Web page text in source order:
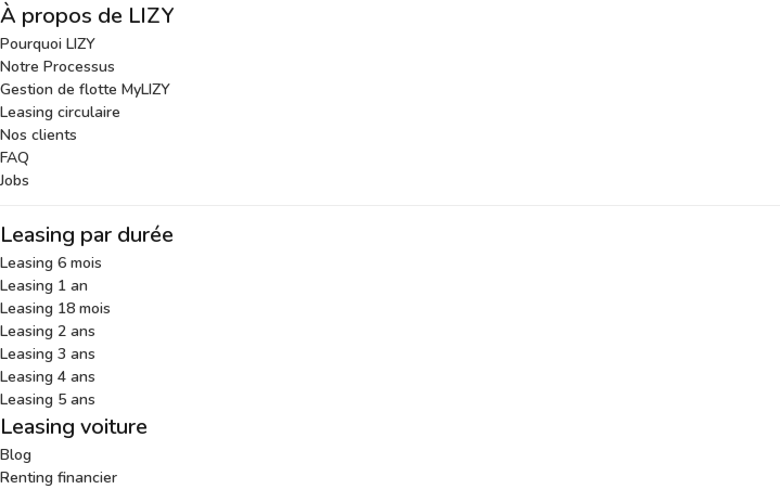
À propos de LIZY
Pourquoi LIZY
Notre Processus
Gestion de flotte MyLIZY
Leasing circulaire
Nos clients
FAQ
Jobs
Leasing par durée
Leasing 6 mois
Leasing 1 an
Leasing 18 mois
Leasing 2 ans
Leasing 3 ans
Leasing 4 ans
Leasing 5 ans
Leasing voiture
Blog
Renting financier